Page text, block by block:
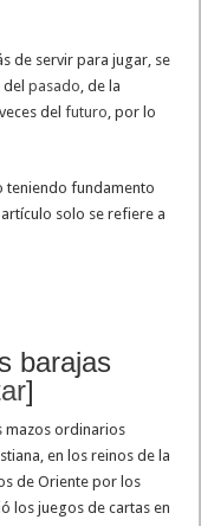
de servir para jugar, se
delpasado, de la
delfuturo, por lo
teniendo fundamento
artículo solo se refiere a
barajas
]
mazos ordinarios
en los reinos de la
de Oriente por los
los juegos de cartas en